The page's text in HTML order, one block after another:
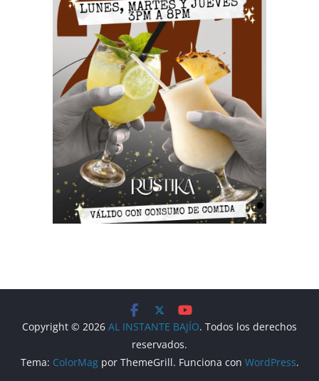
Copyright © 2026 AL INSTANTE BAJÍO. Todos los derechos
reservados.
Tema: ColorMagpor ThemeGrill. Funciona con WordPress.